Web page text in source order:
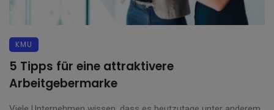
KMU
5 Tipps für eine attraktivere
Arbeitgebermarke